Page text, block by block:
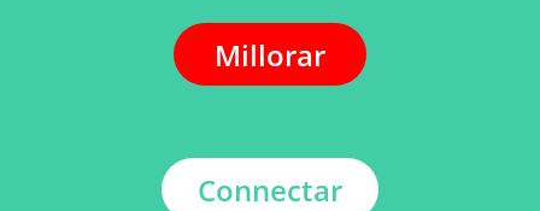
Millorar
Connectar